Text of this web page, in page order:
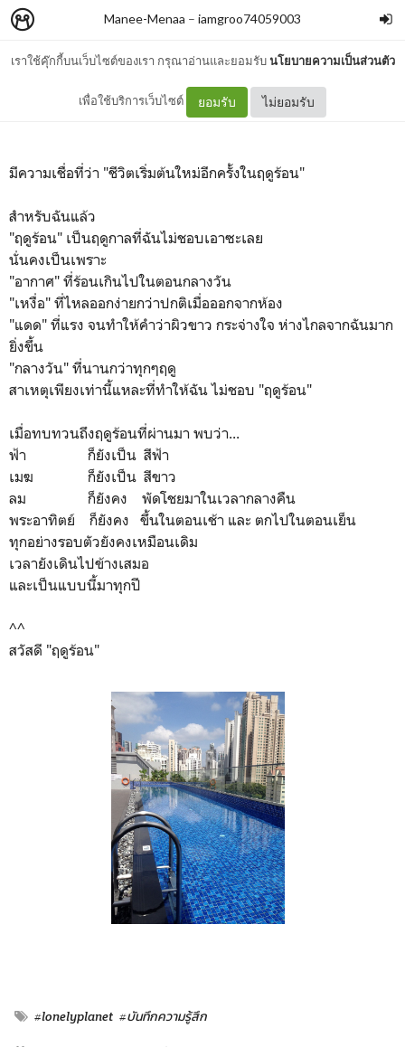
เราใช้คุ๊กกี้บนเว็บไซต์ของเรา กรุณาอ่านและยอมรับนโยบายความเป็นส่วนตัว
เพื่อใช้บริการเว็บไซต์ ยอมรับ ไม่ยอมรับ
Manee-Menaa – iamgroo74059003
การกลับมาของ "ฤดูร้อน"
มีความเชื่อที่ว่า "ชีวิตเริ่มต้นใหม่อีกครั้งในฤดูร้อน"
สำหรับฉันแล้ว
"ฤดูร้อน" เป็นฤดูกาลที่ฉันไม่ชอบเอาซะเลย
นั่นคงเป็นเพราะ
"อากาศ" ที่ร้อนเกินไปในตอนกลางวัน
"เหงื่อ" ที่ไหลออกง่ายกว่าปกติเมื่อออกจากห้อง
"แดด" ที่แรง จนทำให้คำว่าผิวขาว กระจ่างใจ ห่างไกลจากฉันมาก
ยิ่งขึ้น
"กลางวัน" ที่นานกว่าทุกๆฤดู
สาเหตุเพียงเท่านี้แหละที่ทำให้ฉัน ไม่ชอบ "ฤดูร้อน"
เมื่อทบทวนถึงฤดูร้อนที่ผ่านมา พบว่า...
ฟ้า ก็ยังเป็น สีฟ้า
เมฆ ก็ยังเป็น สีขาว
ลม ก็ยังคง พัดโชยมาในเวลากลางคืน
พระอาทิตย์ ก็ยังคง ขึ้นในตอนเช้า และ ตกไปในตอนเย็น
ทุกอย่างรอบตัวยังคงเหมือนเดิม
เวลายังเดินไปข้างเสมอ
และเป็นแบบนี้มาทุกปี
^^
สวัสดี "ฤดูร้อน"
#lonelyplanet #บันทึกความรู้สึก